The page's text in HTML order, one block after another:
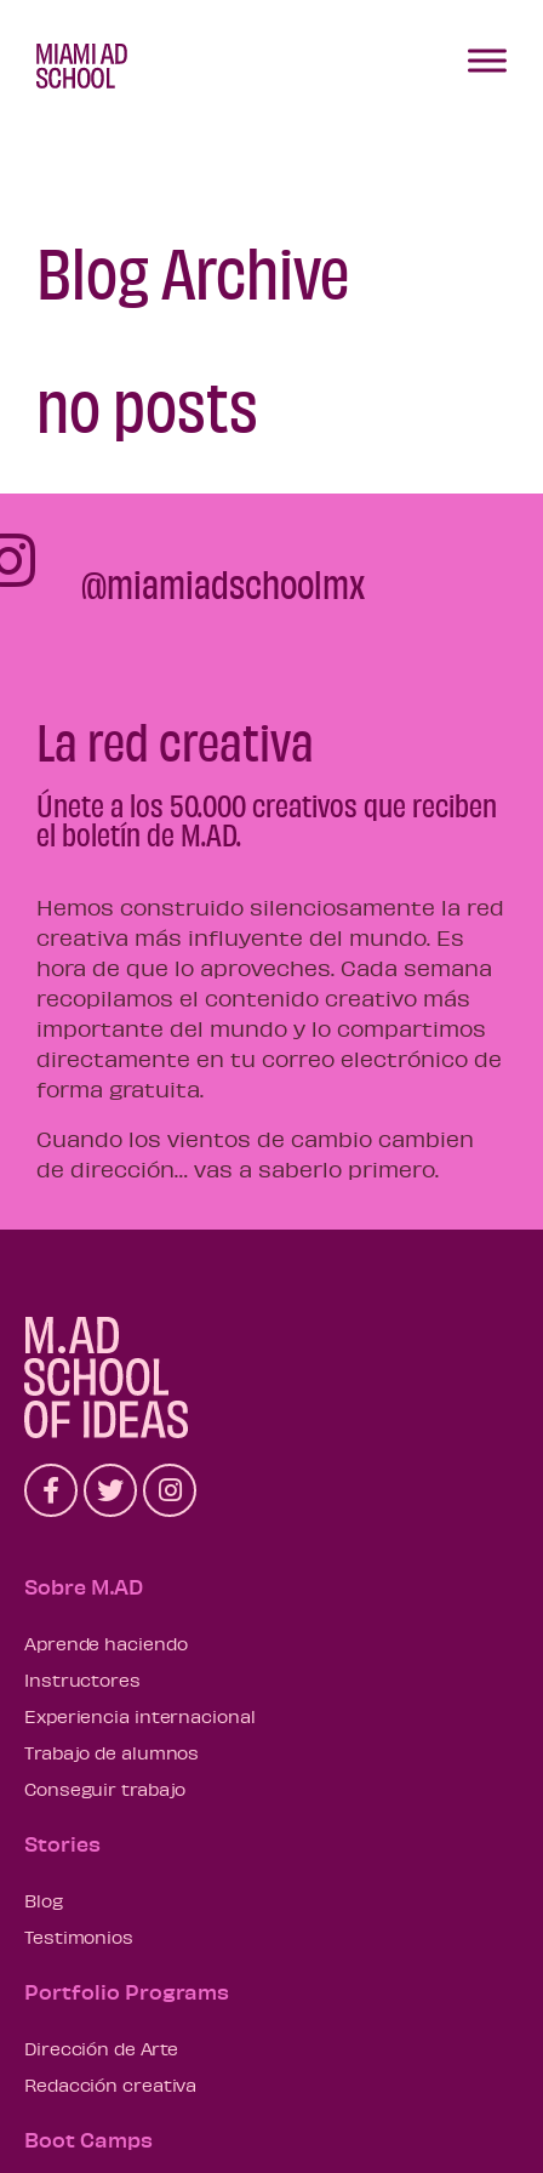
Blog Archive
no posts
@miamiadschoolmx
La red creativa
Únete a los 50.000 creativos que reciben
el boletín de M.AD.
Hemos construido silenciosamente la red
creativa más influyente del mundo. Es
hora de que lo aproveches. Cada semana
recopilamos el contenido creativo más
importante del mundo y lo compartimos
directamente en tu correo electrónico de
forma gratuita.
Cuando los vientos de cambio cambien
de dirección… vas a saberlo primero.
Sobre M.AD
Aprende haciendo
Instructores
Experiencia internacional
Trabajo de alumnos
Conseguir trabajo
Stories
Blog
Testimonios
Portfolio Programs
Dirección de Arte
Redacción creativa
Boot Camps